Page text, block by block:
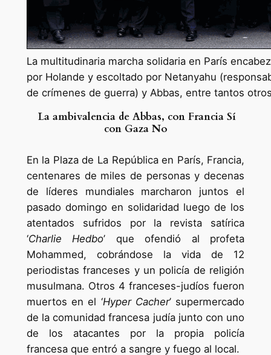
La multitudinaria marcha solidaria en París
por Holande y escoltado por Netanyahu
de crímenes de guerra) y Abbas, entre tantos
La ambivalencia de Abbas, con Francia Sí
con Gaza No
En la Plaza de La República en París, Francia,
centenares de miles de personas y decenas
de líderes mundiales marcharon juntos el
pasado domingo en solidaridad luego de los
atentados sufridos por la revista satírica
‘Charlie Hedbo’ que ofendió al profeta
Mohammed, cobrándose la vida de 12
periodistas franceses y un policía de religión
musulmana. Otros 4 franceses-judíos fueron
muertos en el ‘Hyper Cacher’ supermercado
de la comunidad francesa judía junto con uno
de los atacantes por la propia policía
francesa que entró a sangre y fuego al local.